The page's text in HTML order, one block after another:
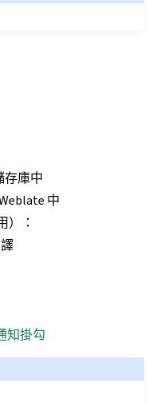
存庫中
中
）：
知掛勾